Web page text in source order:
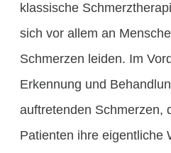
klassische
sich vor allem an
Schmerzen leiden. Im
Erkennung und
auftretenden Schmerzen,
Patienten ihre eigentliche